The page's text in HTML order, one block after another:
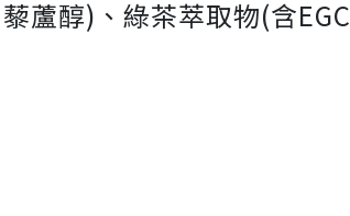
蘆醇)、綠茶萃取物(含